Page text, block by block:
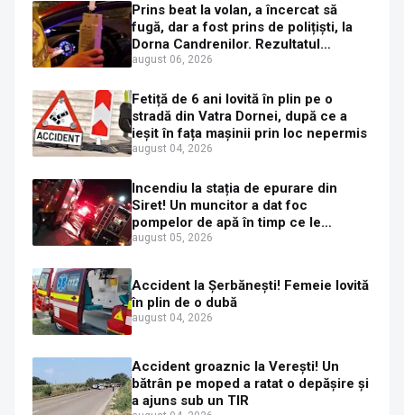
Prins beat la volan, a încercat să
fugă, dar a fost prins de polițiști, la
Dorna Candrenilor. Rezultatul
etilotestului: 1,59 mg/l alcool pur în
august 06, 2026
Fetiță de 6 ani lovită în plin pe o
stradă din Vatra Dornei, după ce a
ieșit în fața mașinii prin loc nepermis
august 04, 2026
Incendiu la stația de epurare din
Siret! Un muncitor a dat foc
pompelor de apă în timp ce le
alimenta cu combustibil
august 05, 2026
Accident la Șerbănești! Femeie lovită
în plin de o dubă
august 04, 2026
Accident groaznic la Verești! Un
bătrân pe moped a ratat o depășire și
a ajuns sub un TIR